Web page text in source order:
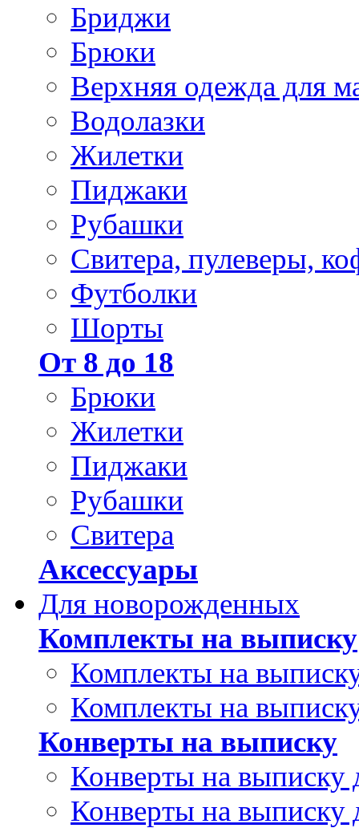
Бриджи
Брюки
Верхняя одежда для
Водолазки
Жилетки
Пиджаки
Рубашки
Свитера, пулеверы,
Футболки
Шорты
От 8 до 18
Брюки
Жилетки
Пиджаки
Рубашки
Свитера
Аксессуары
Для новорожденных
Комплекты на выписку
Комплекты на
Комплекты на
Конверты на выписку
Конверты на выписку
Конверты на выписку